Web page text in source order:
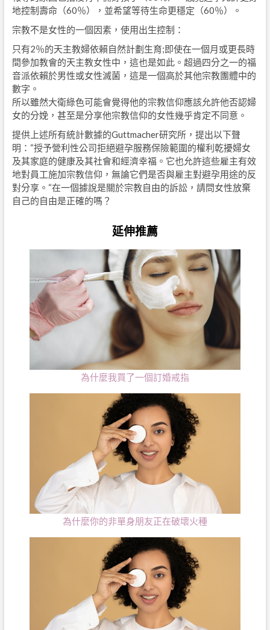
地控制壽命（60％），並希望等待生命更穩定（60％）。
宗教不是女性的一個因素，使用出生控制：
只有2％的天主教婦依賴自然計劃生育;即使在一個月或更長時
間參加教會的天主教女性中，這也是如此。超過四分之一的福
音派依賴於男性或女性滅菌，這是一個高於其他宗教團體中的
數字。
所以雖然大衛綠色可能會覺得他的宗教信仰應該允許他否認婦
女的分娩，甚至是分享他宗教信仰的女性幾乎肯定不同意。
提供上述所有統計數據的Guttmacher研究所，提出以下聲
明：“授予營利性公司拒絕避孕服務保險範圍的權利乾擾婦女
及其家庭的健康及其社會和經濟幸福。它也允許這些雇主有效
地對員工施加宗教信仰，無論它們是否與雇主對避孕用途的反
對分享。“在一個據說是關於宗教自由的訴訟，請問女性放棄
自己的自由是正確的嗎？
延伸推薦
為什麼我買了一個訂婚戒指
為什麼你的非單身朋友正在破壞火種